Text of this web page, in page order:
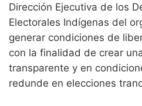
Dirección Ejecutiva de los
Electorales Indígenas del
generar condiciones de
con la finalidad de crear
transparente y en
redunde en elecciones